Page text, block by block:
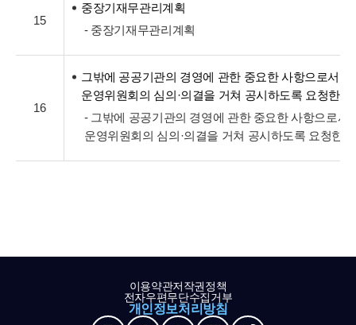
15
중장기재무관리계획
- 중장기재무관리계획
16
그밖에 공공기관의 경영에 관한 중요한 사항으로서
운영위원회의 심의·의결을 거쳐 공시하도록 요청한
- 그밖에 공공기관의 경영에 관한 중요한 사항으로서
운영위원회의 심의·의결을 거쳐 공시하도록 요청한
이용약관저작권정책
전자우편무단수집거부
개인정보처리방침